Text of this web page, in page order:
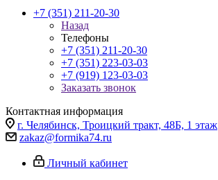
+7 (351) 211-20-30
Назад
Телефоны
+7 (351) 211-20-30
+7 (351) 223-03-03
+7 (919) 123-03-03
Заказать звонок
Контактная информация
г. Челябинск, Троицкий тракт, 48Б, 1 этаж
zakaz@formika74.ru
Личный кабинет